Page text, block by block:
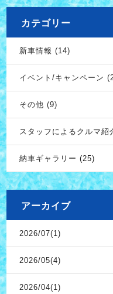
カテゴリー
新車情報 (14)
イベント/キャンペーン
その他 (9)
スタッフによるクルマ紹
納車ギャラリー (25)
アーカイブ
2026/07(1)
2026/05(4)
2026/04(1)